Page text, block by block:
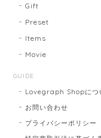
Gift
Preset
Items
Movie
GUIDE
Lovegraph Shopにつ
お問い合わせ
プライバシーポリシー